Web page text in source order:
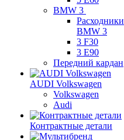
BMW 3
Расходники
BMW 3
3 F30
3 E90
Передний кардан
AUDI Volkswagen
Volkswagen
Audi
Контрактные детали